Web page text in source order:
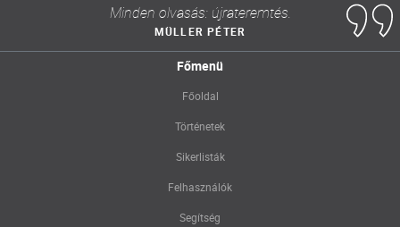
Minden olvasás: újrateremtés.
MÜLLER PÉTER
Főmenü
Főoldal
Történetek
Sikerlisták
Felhasználók
Segítség